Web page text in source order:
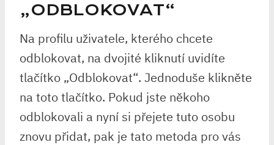
„ODBLOKOVAT“
Na profilu uživatele, kterého chcete
odblokovat, na dvojité kliknutí uvidíte
tlačítko „Odblokovat“. Jednoduše klikněte
na toto tlačítko. Pokud jste někoho
odblokovali a nyní si přejete tuto osobu
znovu přidat, pak je tato metoda pro vás